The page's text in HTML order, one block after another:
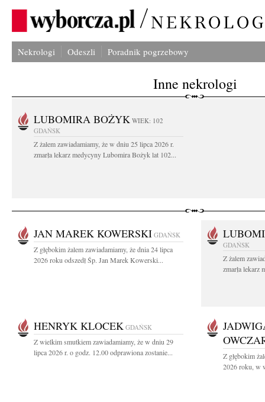
Nekrologi Odeszli Poradnik pogrzebowy
Inne nekrologi
LUBOMIRA BOŻYK WIEK: 102
GDAŃSK
Z żalem zawiadamiamy, że w dniu 25 lipca 2026 r.
zmarła lekarz medycyny Lubomira Bożyk lat 102...
JAN MAREK KOWERSKI GDAŃSK
Z głębokim żalem zawiadamiamy, że dnia 24 lipca
2026 roku odszedł Śp. Jan Marek Kowerski...
GDAŃSK
Z żalem
zmarła lekarz
HENRYK KLOCEK GDAŃSK
Z wielkim smutkiem zawiadamiamy, że w dniu 29
lipca 2026 r. o godz. 12.00 odprawiona zostanie...
Z głębokim
2026 roku, w